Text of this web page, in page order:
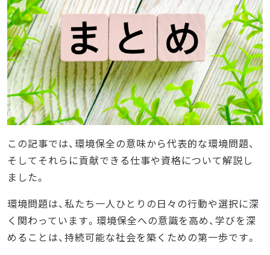
この記事では、環境保全の意味から代表的な環境問題、
そしてそれらに貢献できる仕事や資格について解説し
ました。
環境問題は、私たち一人ひとりの日々の行動や選択に深
く関わっています。環境保全への意識を高め、学びを深
めることは、持続可能な社会を築くための第一歩です。